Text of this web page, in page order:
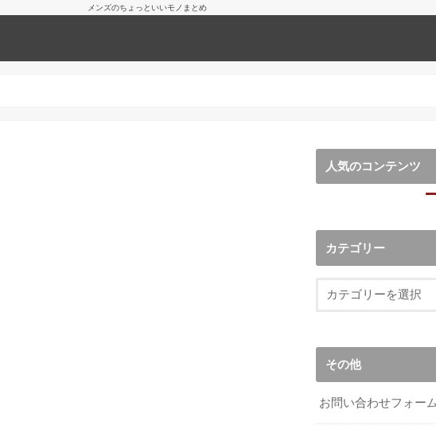
メンズのちょっといいモノまとめ
人気のコンテンツ
カテゴリー
その他
お問い合わせフォー